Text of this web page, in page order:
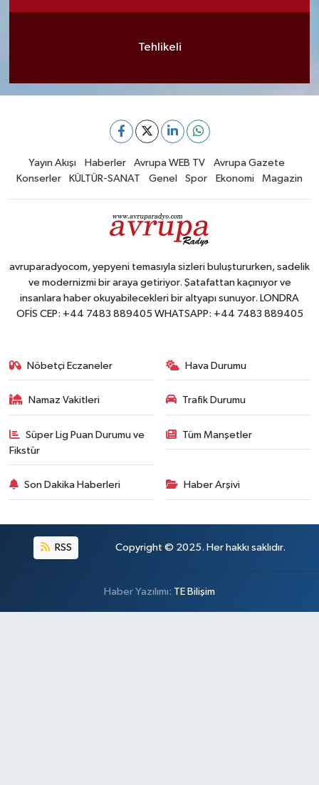
Tehlikeli
Yayın Akışı Haberler Avrupa WEB TV
Avrupa Gazete
Konserler
KÜLTÜR-SANAT Genel Spor Ekonomi Magazin
avruparadyocom, yepyeni temasıyla sizleri buluştururken, sadelik
ve modernizmi bir araya getiriyor. Şatafattan kaçınıyor ve
insanlara haber okuyabilecekleri bir altyapı sunuyor. LONDRA
OFİS CEP: +44 7483 889405 WHATSAPP: +44 7483 889405
Nöbetçi Eczaneler Hava Durumu
Namaz Vakitleri Trafik Durumu
Süper Lig Puan Durumu ve
Fikstür
Tüm Manşetler
Son Dakika Haberleri Haber Arşivi
RSS Copyright © 2025. Her hakkı saklıdır.
Haber Yazılımı: TE Bilişim